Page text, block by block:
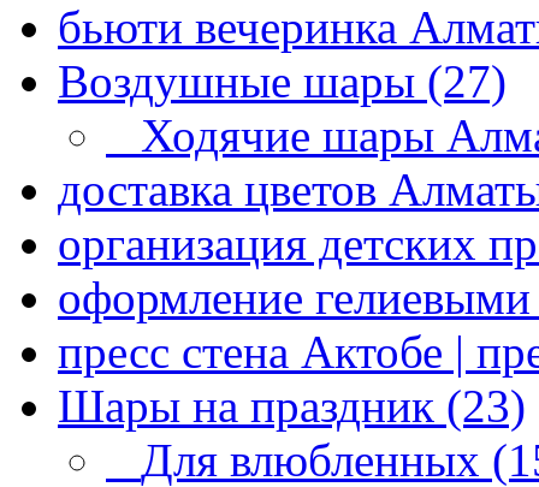
бьюти вечеринка
Воздушные шары (27)
Ходячие шары
доставка цветов
организация детских
оформление
пресс стена Актобе |
Шары на праздник (23)
Для влюбленных